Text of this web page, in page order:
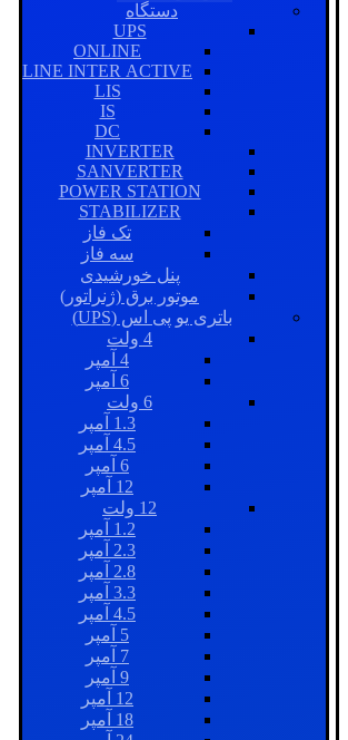
دستگاه
UPS
ONLINE
LINE INTER ACTIVE
LIS
IS
DC
INVERTER
SANVERTER
POWER STATION
STABILIZER
تک فاز
سه فاز
پنل خورشیدی
موتور برق (ژنراتور)
باتری یو پی اس (UPS)
4 ولت
4 آمپر
6 آمپر
6 ولت
1.3 آمپر
4.5 آمپر
6 آمپر
12 آمپر
12 ولت
1.2 آمپر
2.3 آمپر
2.8 آمپر
3.3 آمپر
4.5 آمپر
5 آمپر
7 آمپر
9 آمپر
12 آمپر
18 آمپر